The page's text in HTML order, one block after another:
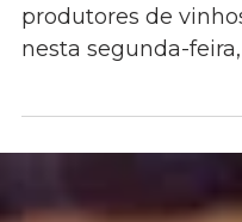
A viagem por mais
produtores de
em Porto Alegre.
completa, o...